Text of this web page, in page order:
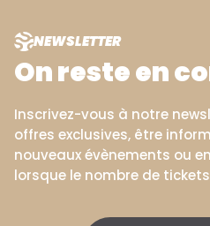
NEWSLETTER
On reste en
Inscrivez-vous à notre
offres exclusives, être
nouveaux évènements ou
lorsque le nombre de